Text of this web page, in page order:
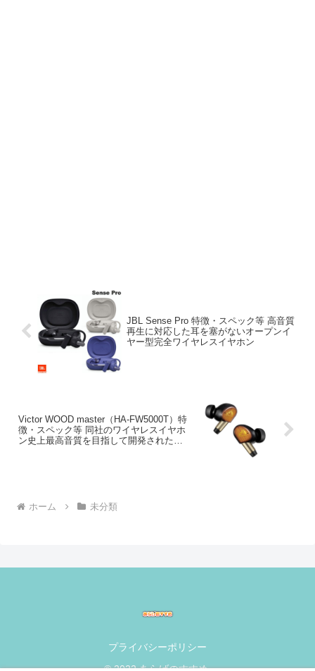
JBL Sense Pro 特徴・スペック等 高音質
再生に対応した耳を塞がないオープンイ
ヤー型完全ワイヤレスイヤホン
Victor WOOD master（HA-FW5000T）特
徴・スペック等 同社のワイヤレスイヤホ
ン史上最高音質を目指して開発されたフ
ホーム 未分類
プライバシーポリシー
© 2022 あらげのすすめ.